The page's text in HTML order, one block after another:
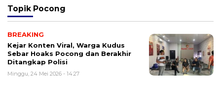
Topik Pocong
BREAKING
Kejar Konten Viral, Warga Kudus
Sebar Hoaks Pocong dan Berakhir
Ditangkap Polisi
Minggu, 24 Mei 2026 - 14:27